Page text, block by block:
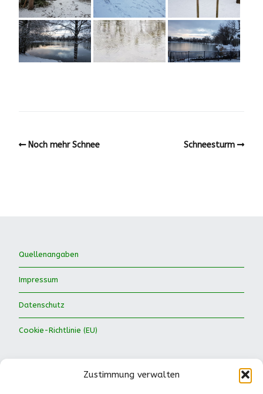
Zustimmung verwalten
Noch mehr Schnee Schneesturm
Quellenangaben
Impressum
Datenschutz
Cookie-Richtlinie (EU)